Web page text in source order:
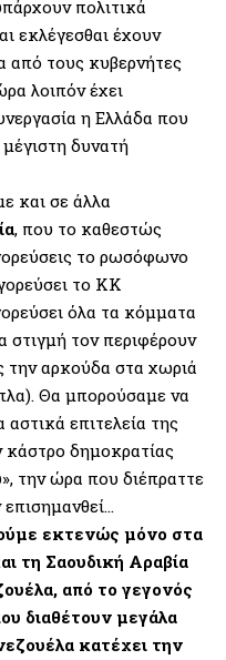
πολιτικά
εκλέγεσθαι έχουν
από τους κυβερνήτες
λοιπόν έχει
η Ελλάδα που
δυνατή
και σε άλλα
, που το καθεστώς
το ρωσόφωνο
το ΚΚ
όλα τα κόμματα
στιγμή τον περιφέρουν
την αρκούδα στα χωριά
Θα μπορούσαμε να
αστικά επιτελεία της
δημοκρατίας
την ώρα που διέπραττε
εκτενώς μόνο στα
τη Σαουδική Αραβία
από το γεγονός
διαθέτουν μεγάλα
κατέχει την